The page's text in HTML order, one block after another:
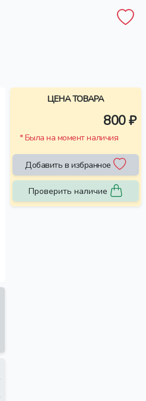
ЦЕНА ТОВАРА
800 ₽
* Была на момент наличия
Добавить в избранное
Проверить наличие